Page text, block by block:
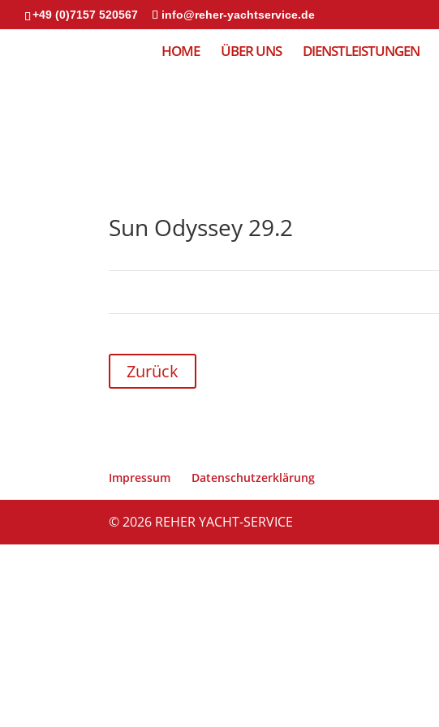
+49 (0)7157 520567 info@reher-yachtservice.de
HOME ÜBER UNS DIENSTLEISTUNGEN
Sun Odyssey 29.2
Zurück
Impressum Datenschutzerklärung
© 2026 REHER YACHT-SERVICE